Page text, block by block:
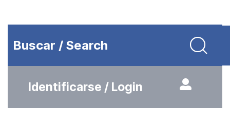
Buscar / Search
Identificarse / Login